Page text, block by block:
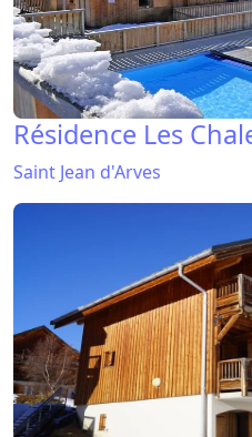
Résidence Les
Saint Jean d'Arves